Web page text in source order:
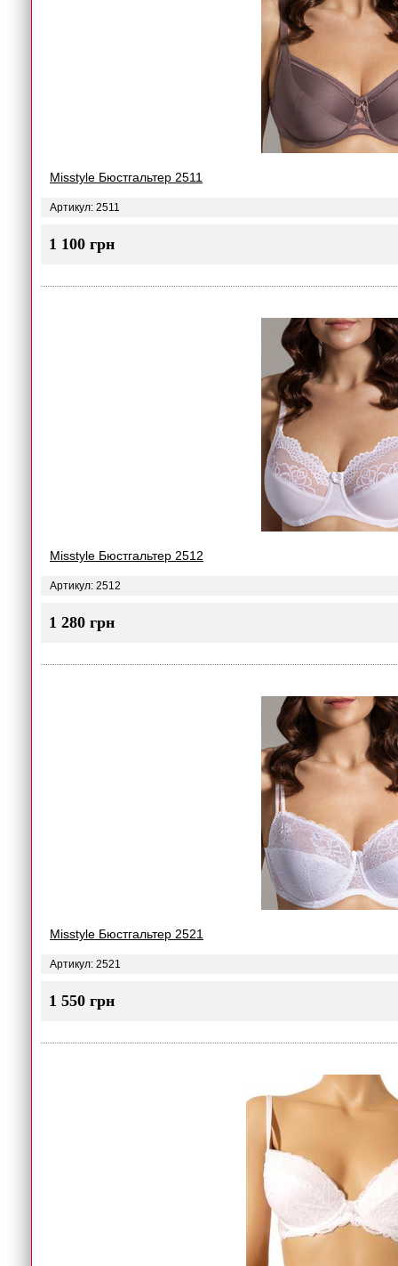
Misstyle Бюстгальтер 2511
Артикул: 2511
1 100 грн
Misstyle Бюстгальтер 2512
Артикул: 2512
1 280 грн
Misstyle Бюстгальтер 2521
Артикул: 2521
1 550 грн